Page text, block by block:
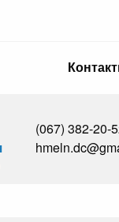
(067) 382-20-